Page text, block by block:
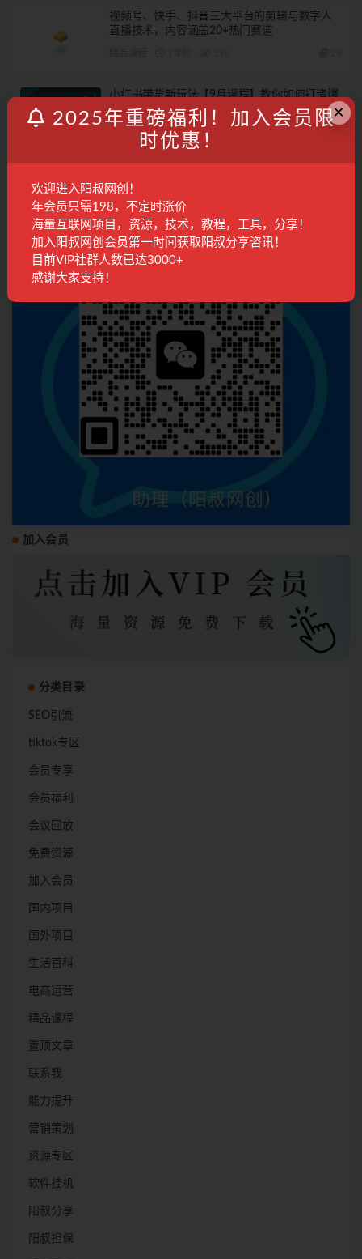
视频号、快手、抖音三大平台的剪辑与数字人
直播技术，内容涵盖20+热门赛道
小红书带货新玩法【9月课程】教你如何打造爆
款笔记，销量倍增（无水印）
电商运营 2年前
加入会员
分类目录
SEO引流
tiktok专区
会员专享
会员福利
会议回放
免费资源
加入会员
国内项目
国外项目
生活百科
电商运营
精品课程
置顶文章
联系我
能力提升
营销策划
资源专区
软件挂机
阳叔分享
阳叔担保
×
2025年重磅福利！加入会员限
时优惠！
欢迎进入阳叔网创！
年会员只需198，不定时涨价
海量互联网项目，资源，技术，教程，工具，分享！
加入阳叔网创会员第一时间获取阳叔分享咨讯！
目前VIP社群人数已达3000+
感谢大家支持！